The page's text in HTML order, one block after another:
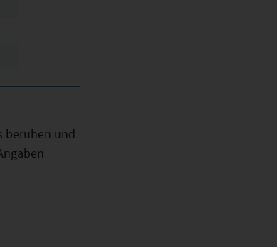
beruhen und